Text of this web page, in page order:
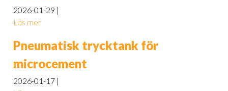
2026-01-29
Läs mer
Pneumatisk trycktank för
microcement
2026-01-17